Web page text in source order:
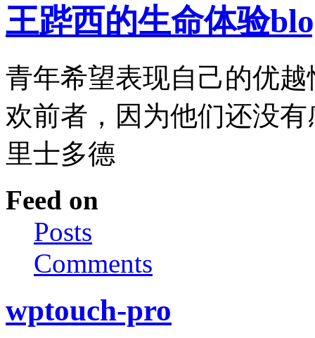
王跸西的生命体验
青年希望表现自己的优
欢前者，因为他们还没
里士多德
Feed on
Posts
Comments
wptouch-pro